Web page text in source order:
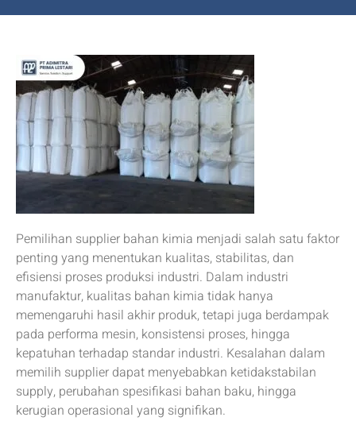
Pemilihan supplier bahan kimia menjadi salah satu faktor
penting yang menentukan kualitas, stabilitas, dan
efisiensi proses produksi industri. Dalam industri
manufaktur, kualitas bahan kimia tidak hanya
memengaruhi hasil akhir produk, tetapi juga berdampak
pada performa mesin, konsistensi proses, hingga
kepatuhan terhadap standar industri. Kesalahan dalam
memilih supplier dapat menyebabkan ketidakstabilan
supply, perubahan spesifikasi bahan baku, hingga
kerugian operasional yang signifikan.